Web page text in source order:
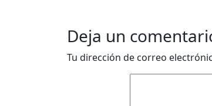
Deja un
Tu dirección de correo